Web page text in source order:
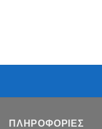
ΠΛΗΡΟΦΟΡΙΕΣ